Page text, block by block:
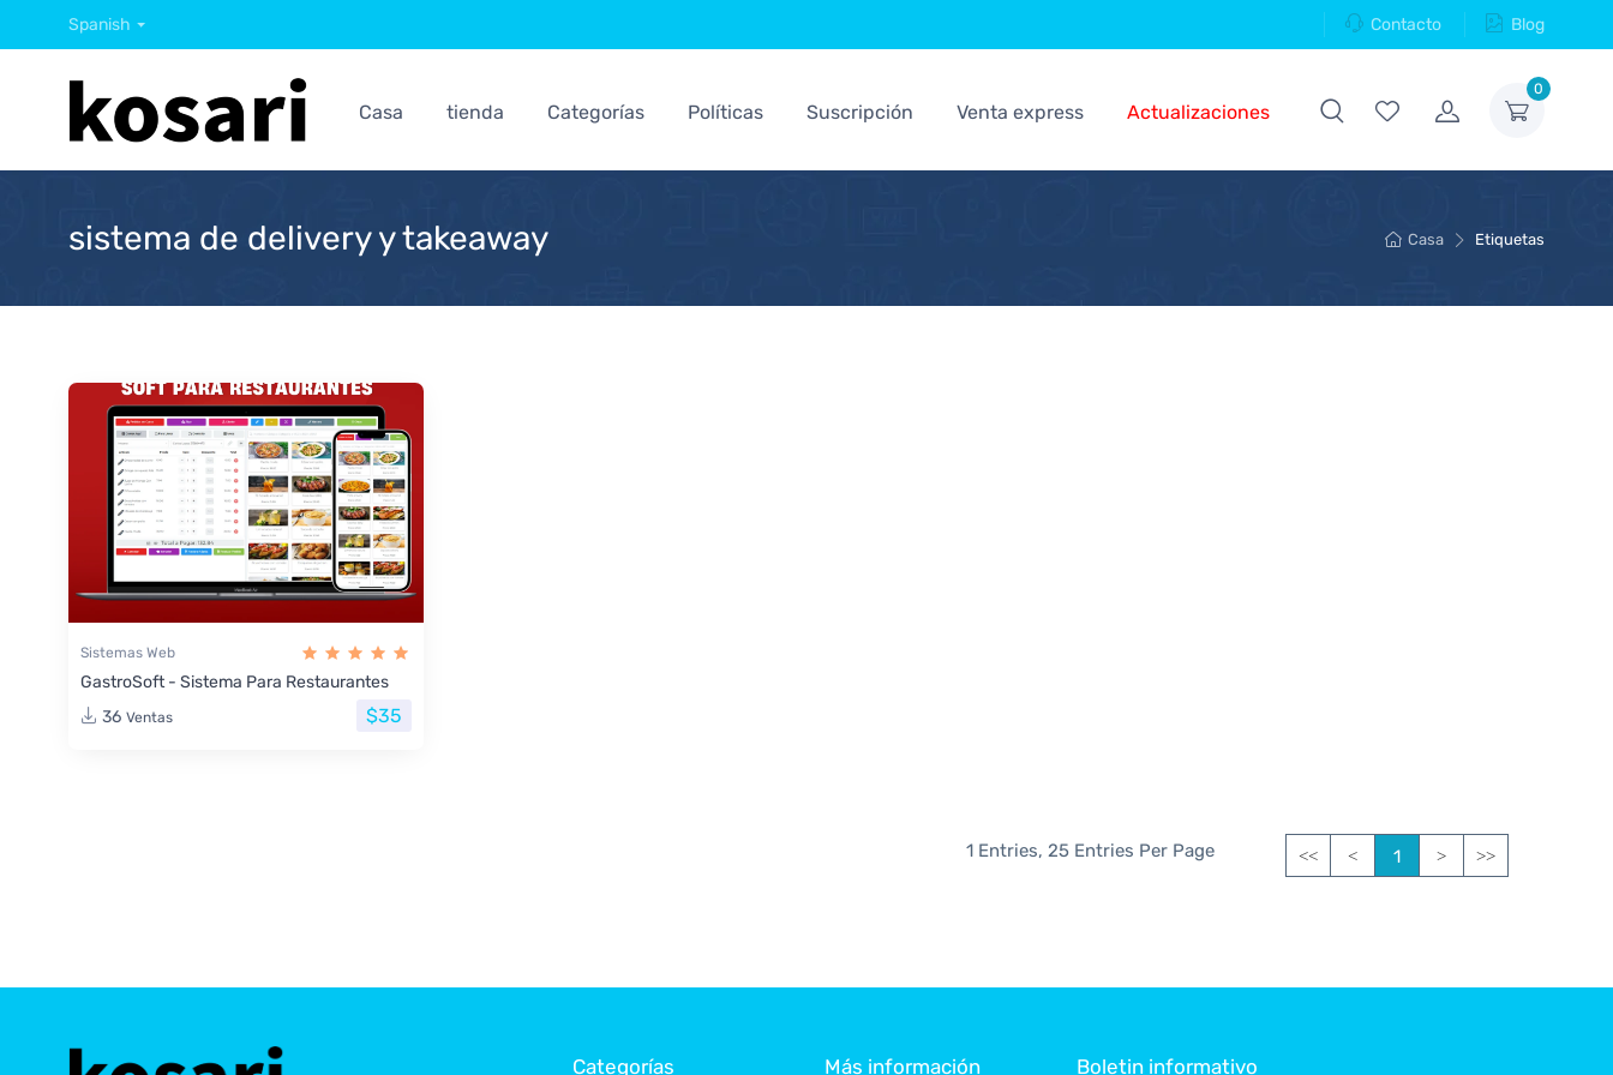
Spanish Contacto Blog
0
Casa tienda Categorías Políticas Suscripción Venta express Actualizaciones
Casa Etiquetas
sistema de delivery y takeaway
Sistemas Web
GastroSoft - Sistema Para Restaurantes
36 Ventas $35
1 Entries, 25 Entries Per Page << < 1 > >>
Categorías Más información Boletin informativo